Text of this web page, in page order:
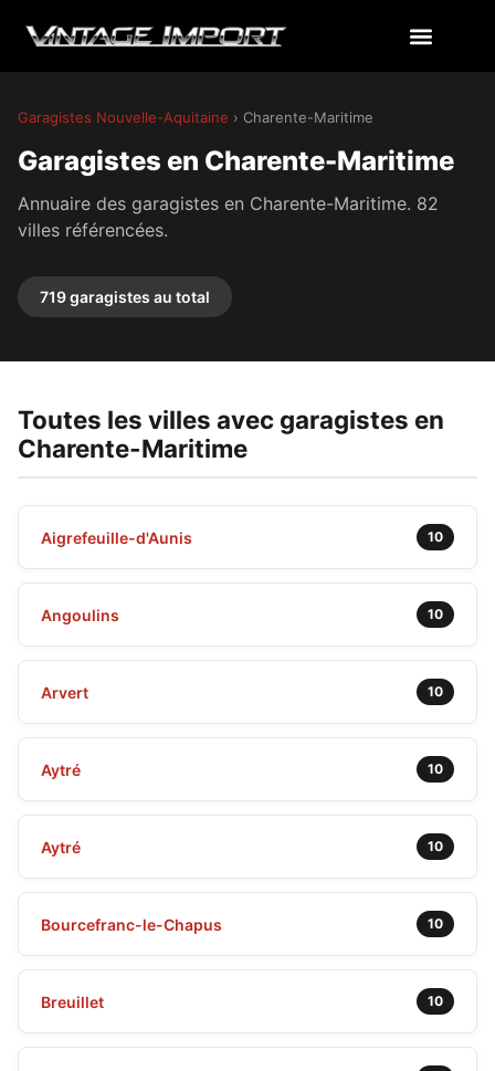
Garagistes Nouvelle-Aquitaine › Charente-Maritime
Garagistes en Charente-Maritime
Annuaire des garagistes en Charente-Maritime. 82
villes référencées.
719 garagistes au total
Toutes les villes avec garagistes en
Charente-Maritime
Aigrefeuille-d'Aunis 10
Angoulins 10
Arvert 10
Aytré 10
Aytré 10
Bourcefranc-le-Chapus 10
Breuillet 10